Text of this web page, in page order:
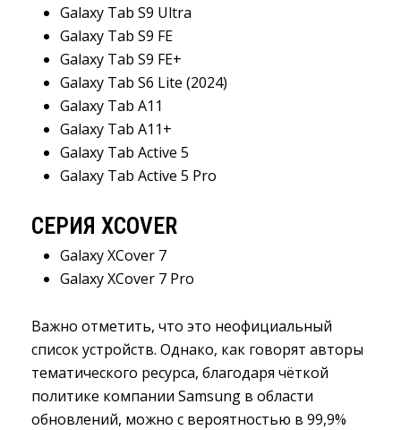
Galaxy Tab S9 Ultra
Galaxy Tab S9 FE
Galaxy Tab S9 FE+
Galaxy Tab S6 Lite (2024)
Galaxy Tab A11
Galaxy Tab A11+
Galaxy Tab Active 5
Galaxy Tab Active 5 Pro
СЕРИЯ XCOVER
Galaxy XCover 7
Galaxy XCover 7 Pro
Важно отметить, что это неофициальный
список устройств. Однако, как говорят авторы
тематического ресурса, благодаря чёткой
политике компании Samsung в области
обновлений, можно с вероятностью в 99,9%